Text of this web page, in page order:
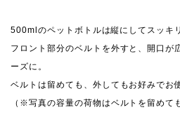
500mlのペットボトルは縦にしてスッキ
フロント部分のベルトを外すと、開口が
ーズに。
ベルトは留めても、外してもお好みでお
（※写真の容量の荷物はベルトを留めて